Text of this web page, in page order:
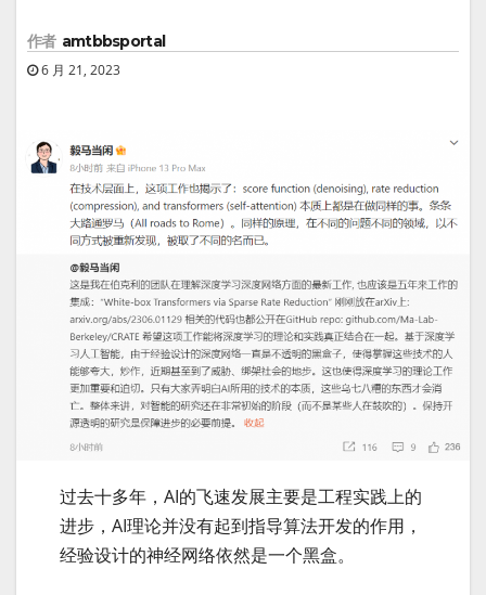
作者 amtbbsportal
6 月 21, 2023
过去十多年，AI的飞速发展主要是工程实践上的
进步，AI理论并没有起到指导算法开发的作用，
经验设计的神经网络依然是一个黑盒。